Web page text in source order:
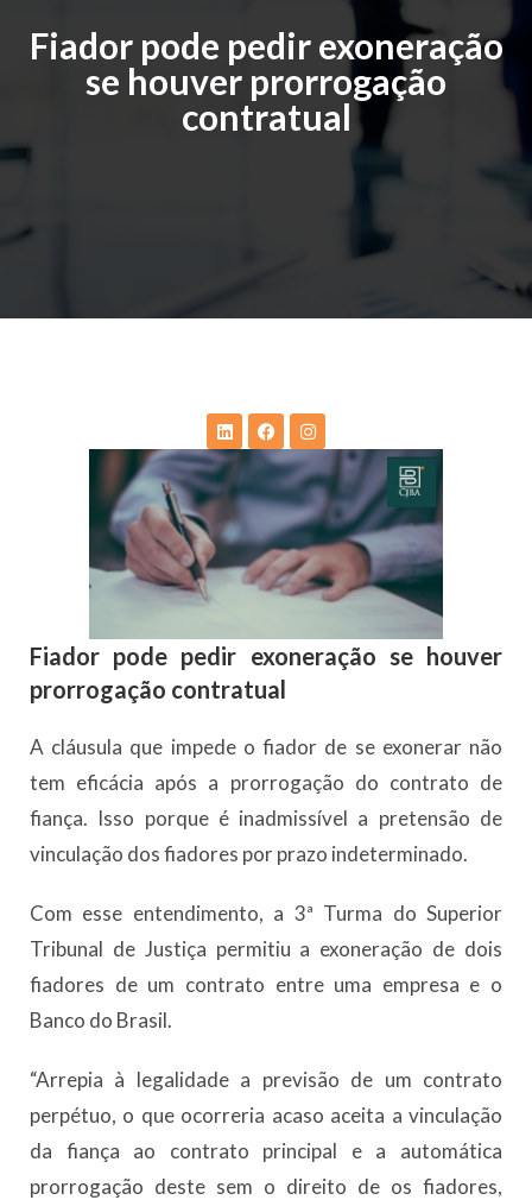
Fiador pode pedir exoneração
se houver prorrogação
contratual
Fiador pode pedir exoneração se houver
prorrogação contratual
A cláusula que impede o fiador de se exonerar não
tem eficácia após a prorrogação do contrato de
fiança. Isso porque é inadmissível a pretensão de
vinculação dos fiadores por prazo indeterminado.
Com esse entendimento, a 3ª Turma do Superior
Tribunal de Justiça permitiu a exoneração de dois
fiadores de um contrato entre uma empresa e o
Banco do Brasil.
“Arrepia à legalidade a previsão de um contrato
perpétuo, o que ocorreria acaso aceita a vinculação
da fiança ao contrato principal e a automática
prorrogação deste sem o direito de os fiadores,